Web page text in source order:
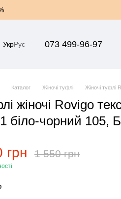
УкрРус 073 499-96-97
Каталог Жіночі туфлі Жіночі туфлі
жіночі Rovigo
біло-чорний 105,
грн 1 550 грн